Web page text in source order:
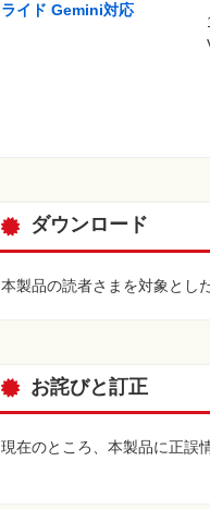
ライド Gemini対応
ダウンロード
本製品の読者さまを対象とし
お詫びと訂正
現在のところ、本製品に正誤